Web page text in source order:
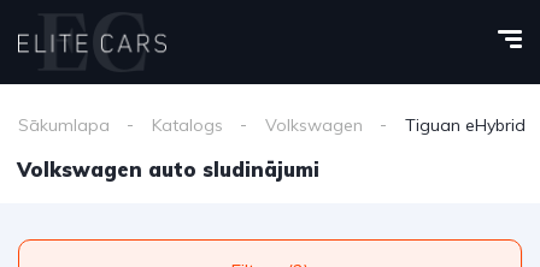
Sākumlapa Katalogs Volkswagen Tiguan eHybrid
Volkswagen auto sludinājumi